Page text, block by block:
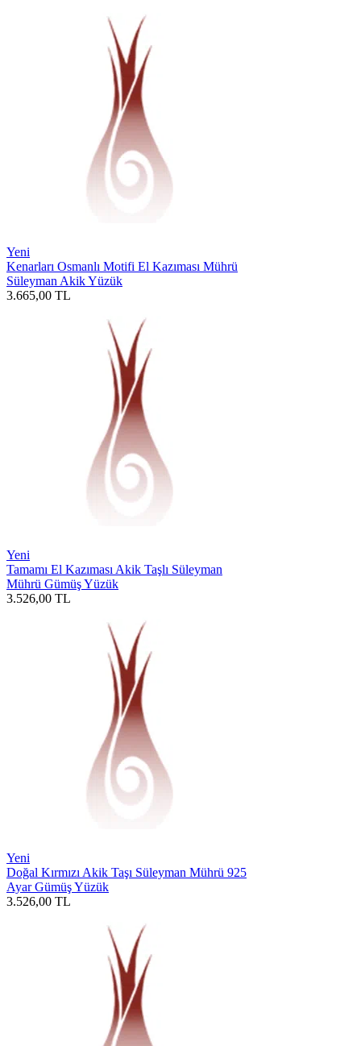
Yeni
Kenarları Osmanlı Motifi El Kazıması Mührü
Süleyman Akik Yüzük
3.665,00 TL
Yeni
Tamamı El Kazıması Akik Taşlı Süleyman
Mührü Gümüş Yüzük
3.526,00 TL
Yeni
Doğal Kırmızı Akik Taşı Süleyman Mührü 925
Ayar Gümüş Yüzük
3.526,00 TL